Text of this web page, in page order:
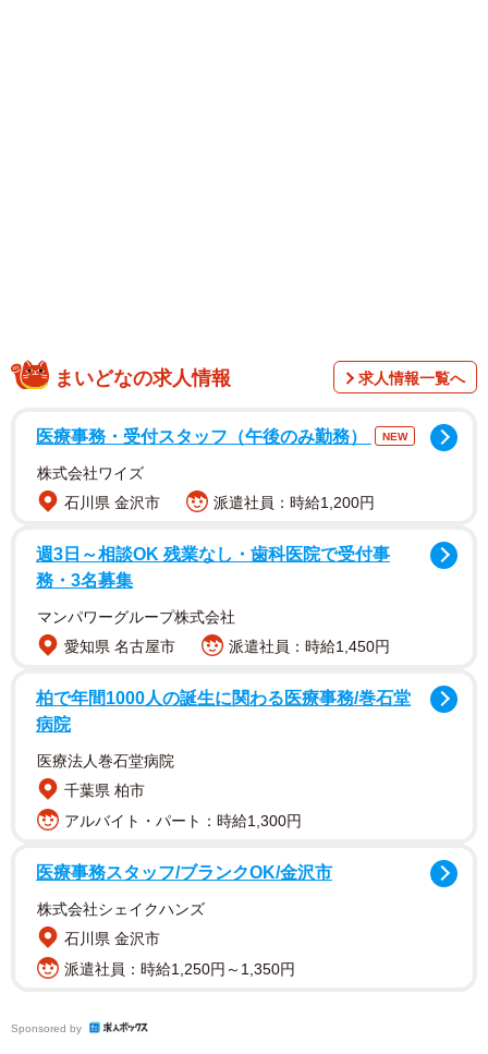
ただし、この合意にはまだ署名がなされておらず、最終
る承認が必要となる。関係者の話では、この最終承認には
数日かかる見通しである。トランプ氏は交渉が最終段階に
あるとしつつも、慎重に見極める姿勢を崩していない。
一方、今後戦闘終結が正式に宣言されたとしても、我々
はそれを表面上の終結でしかなく、中東情勢の緊張が今後
も続くシナリオを描いておく必要がある。なぜならば、11
月の米中間選挙を抱えるトランプ大統領としては、戦闘を
に抑えたいと考える一方、イスラエルのネタニヤフ首相
は、イランの核開発だけでなく、イランの現政治体制その
ものが脅威であると認識しており、イランによる軍事的な
怪しい動きがあれば常に先制攻撃を辞さない構えを維持し
ているからである。
3者の思惑や狙いには大きな乖離
現在議論されている戦闘終結案は、米国、イスラエル、
イランの3者が真に議論して進めているものではない。それ
ぞれの思惑や狙いには依然として大きな乖離があり、この
まいどなの求人情報 求人情報一覧へ
医療事務・受付スタッフ（午後のみ勤務） NEW
株式会社ワイズ
石川県 金沢市
派遣社員：時給1,200円
週3日～相談OK 残業なし・歯科医院で受付事
務・3名募集
マンパワーグループ株式会社
愛知県 名古屋市
派遣社員：時給1,450円
柏で年間1000⼈の誕⽣に関わる医療事務/巻⽯堂
病院
医療法人巻石堂病院
千葉県 柏市
アルバイト・パート：時給1,300円
医療事務スタッフ/ブランクOK/金沢市
株式会社シェイクハンズ
石川県 金沢市
派遣社員：時給1,250円～1,350円
Sponsored by